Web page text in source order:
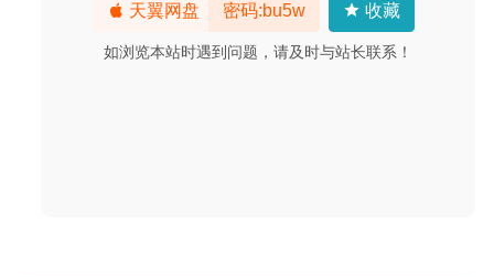
天翼网盘 密码:bu5w 收藏
如浏览本站时遇到问题，请及时与站长联系！
频下载工具 2020-05-30
iThoughtsX 5.19 for Mac中文版-强大易用的的思维导图工